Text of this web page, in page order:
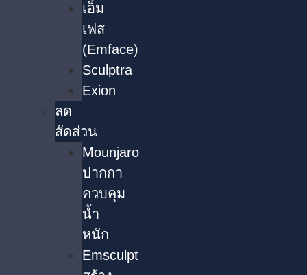
เอ็ม
เฟส
(Emface)
Sculptra
Exion
ลด
สัดส่วน
Mounjaro
ปากกา
ควบคุม
น้ำ
หนัก
Emsculpt